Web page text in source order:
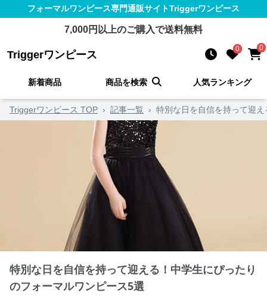
フォーマルワンピース専門通販サイトTriggerワンピース
7,000円以上のご購入で送料無料
Triggerワンピース 0 0
新着商品 商品を検索 人気ランキング
Triggerワンピース TOP › 記事一覧 › 特別な日を自信を持って迎
特別な日を自信を持って迎える！中学生にぴったり
のフォーマルワンピース5選